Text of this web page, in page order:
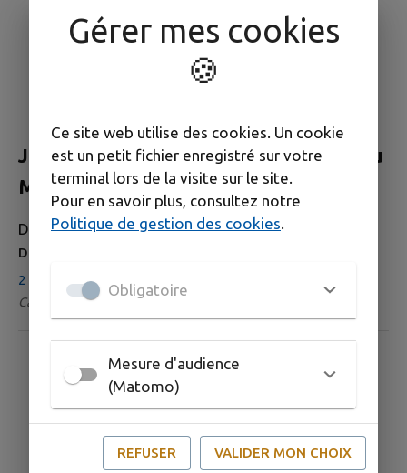
Journées Européennes du Patrimoine au
Moulin du Pondy
DIMANCHE 20 SEPTEMBRE
DE 10H00 À 17H00
2 Impasse Moulin du Pondy, 18210 Le Pondy
Catégorie : Visite & Patrimoine
Gérer mes cookies
🍪
Ce site web utilise des cookies. Un cookie
est un petit fichier enregistré sur votre
terminal lors de la visite sur le site.
Pour en savoir plus, consultez notre
Politique de gestion des cookies
Obligatoire
Mesure d'audience
(Matomo)
REFUSER VALIDER MON CHOIX